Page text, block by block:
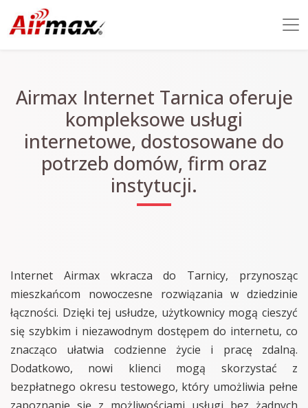
Airmax Internet Tarnica oferuje
kompleksowe usługi
internetowe, dostosowane do
potrzeb domów, firm oraz
instytucji.
Internet Airmax wkracza do Tarnicy, przynosząc
mieszkańcom nowoczesne rozwiązania w dziedzinie
łączności. Dzięki tej usłudze, użytkownicy mogą cieszyć
się szybkim i niezawodnym dostępem do internetu, co
znacząco ułatwia codzienne życie i pracę zdalną.
Dodatkowo, nowi klienci mogą skorzystać z
bezpłatnego okresu testowego, który umożliwia pełne